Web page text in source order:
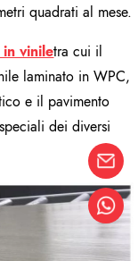
quadrati al mese.
in viniletra cui il
laminato in WPC,
e il pavimento
dei diversi